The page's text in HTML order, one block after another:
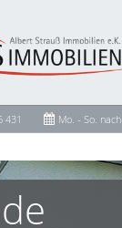
431 Mo. - So.